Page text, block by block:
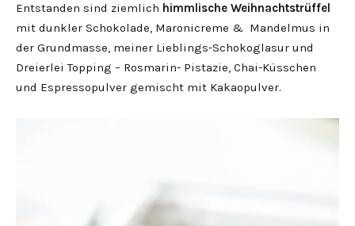
Entstanden sind ziemlich himmlische Weihnachtstrüffel
mit dunkler Schokolade, Maronicreme & Mandelmus in
der Grundmasse, meiner Lieblings-Schokoglasur und
Dreierlei Topping – Rosmarin- Pistazie, Chai-Küsschen
und Espressopulver gemischt mit Kakaopulver.